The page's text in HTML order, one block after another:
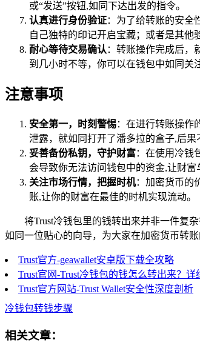
或“发送”按钮,如同下达出发的指令。
认真进行身份验证：为了给转账的安全
自己独特的印记开启宝藏；或者是其他
耐心等待交易确认：转账操作完成后，
到几小时不等，你可以在钱包中如同关
注意事项
安全第一，时刻警惕：在进行转账操作
泄露，就如同打开了潘多拉的盒子,后果
妥善备份私钥，守护财富：在使用冷钱
会导致你无法访问钱包中的资金,让财富
关注市场行情，把握时机：加密货币的
账,让你的财富在最佳的时机实现流动。
将Trust冷钱包里的钱转出来并非一件复
如同一位贴心的向导，为大家在加密货币转账
Trust官方-geawallet安卓版下载全攻略
Trust官网-Trust冷钱包的钱怎么转出来？详
Trust官方网站-Trust Wallet安全性深度剖析
冷钱包转钱步骤
相关文章：